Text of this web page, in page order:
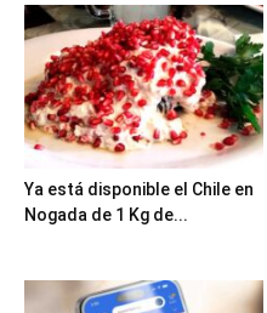
Ya está disponible el Chile en
Nogada de 1 Kg de...